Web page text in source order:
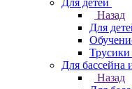
Для детей
Назад
Для
Трусики
Для бассейна
Назад